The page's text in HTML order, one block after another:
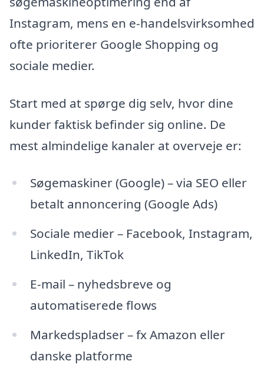
Instagram, mens en e-handelsvirksomhed
ofte prioriterer Google Shopping og
sociale medier.
Start med at spørge dig selv, hvor dine
kunder faktisk befinder sig online. De
mest almindelige kanaler at overveje er:
Søgemaskiner (Google) – via SEO eller
betalt annoncering (Google Ads)
Sociale medier – Facebook, Instagram,
LinkedIn, TikTok
E-mail – nyhedsbreve og
automatiserede flows
Markedspladser – fx Amazon eller
danske platforme